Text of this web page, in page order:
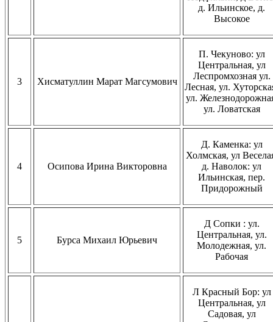
д. Ильинское, д.
Высокое
3 Хисматуллин Марат Магсумович
П. Чекуново: ул
Центральная, ул
Леспромхозная ул.
Лесная, ул.
ул.
ул. Ловатская
4 Осипова Ирина Викторовна
Д. Каменка: ул
Холмская, ул
д. Наволок: ул
Ильинская, пер.
Придорожный
5 Бурса Михаил Юрьевич
Д Сопки : ул.
Центральная, ул.
Молодежная, ул.
Рабочая
Л Красный Бор: ул
Центральная, ул
Садовая, ул